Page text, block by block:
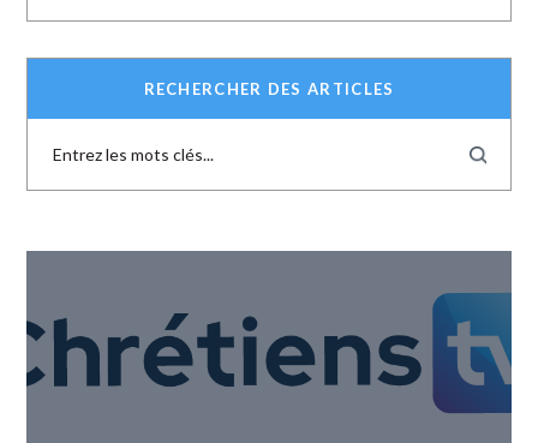
RECHERCHER DES ARTICLES